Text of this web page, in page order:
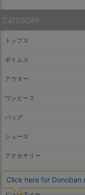
CATEGORY
トップス
ボトムス
アウター
ワンピース
バッグ
シューズ
アクセサリー
ファッショングッズ